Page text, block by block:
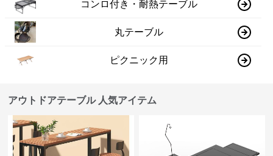
コンロ付き・耐熱テーブル
丸テーブル
ピクニック用
アウトドアテーブル 人気アイテム